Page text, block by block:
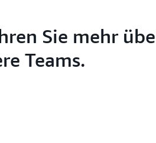
Sie mehr
Teams.